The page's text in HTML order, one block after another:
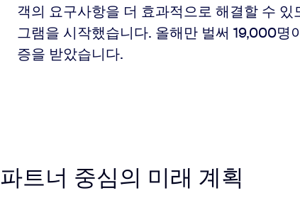
객의 요구사항을 더 효과적으로 해결할 수
그램을 시작했습니다. 올해만 벌써 19,000명
증을 받았습니다.
파트너 중심의 미래 계획